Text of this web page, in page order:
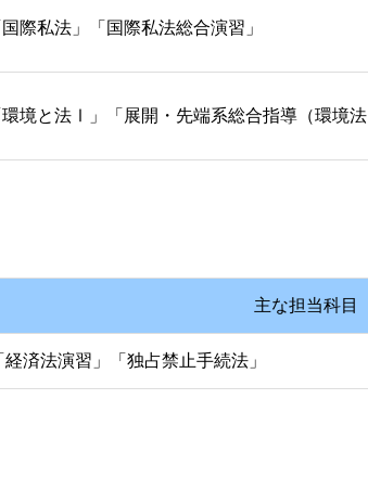
国際私法」「国際私法総合演習」
環境と法Ⅰ」「展開・先端系総合指導（環境法
主な担当科目
経済法演習」「独占禁止手続法」